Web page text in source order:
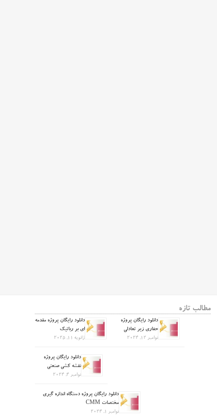
مطالب تازه
دانلود رایگان پروژه مقدمه
ای بر رباتیک
ژانویه 11, 2025
دانلود رایگان پروژه
حفاری زیر تعادلی
نوامبر 12, 2024
دانلود رایگان پروژه
نقشه کشی صنعتی
نوامبر 4, 2024
دانلود رایگان پروژه دستگاه اندازه گیری
مختصات CMM
نوامبر 1, 2024